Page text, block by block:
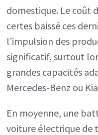
domestique. Le coût
certes baissé ces
l’impulsion des
significatif, surtout
grandes capacités
Mercedes-Benz ou
En moyenne, une
voiture électrique de